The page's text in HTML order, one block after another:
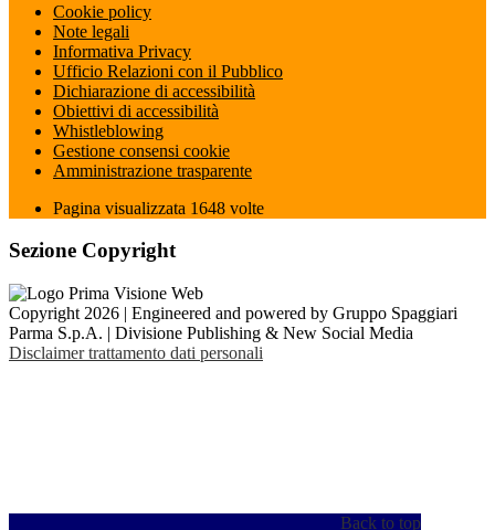
Cookie policy
Note legali
Informativa Privacy
Ufficio Relazioni con il Pubblico
Dichiarazione di accessibilità
Obiettivi di accessibilità
Whistleblowing
Gestione consensi cookie
Amministrazione trasparente
Pagina visualizzata 1648 volte
Sezione Copyright
Copyright 2026 | Engineered and powered by Gruppo Spaggiari
Parma S.p.A. | Divisione Publishing & New Social Media
Disclaimer trattamento dati personali
Back to top